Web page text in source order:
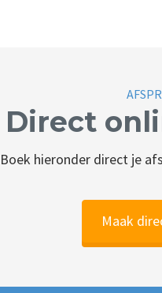
Direct
Boek hieronder direct je
Maak